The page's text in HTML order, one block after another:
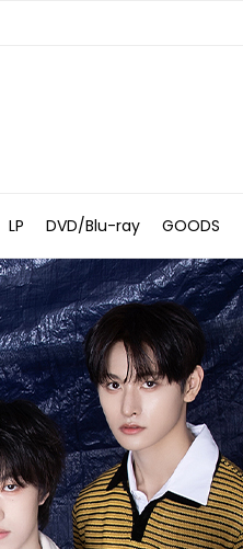
LP DVD/Blu-ray GOODS